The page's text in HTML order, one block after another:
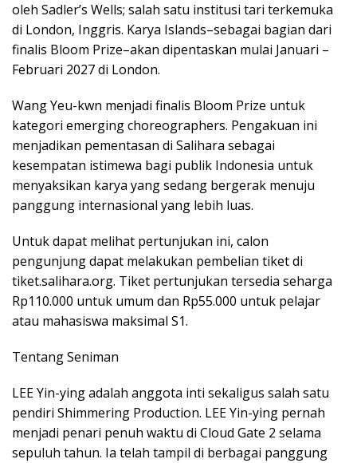
oleh Sadler’s Wells; salah satu institusi tari terkemuka
di London, Inggris. Karya Islands–sebagai bagian dari
finalis Bloom Prize–akan dipentaskan mulai Januari –
Februari 2027 di London.
Wang Yeu-kwn menjadi finalis Bloom Prize untuk
kategori emerging choreographers. Pengakuan ini
menjadikan pementasan di Salihara sebagai
kesempatan istimewa bagi publik Indonesia untuk
menyaksikan karya yang sedang bergerak menuju
panggung internasional yang lebih luas.
Untuk dapat melihat pertunjukan ini, calon
pengunjung dapat melakukan pembelian tiket di
tiket.salihara.org. Tiket pertunjukan tersedia seharga
Rp110.000 untuk umum dan Rp55.000 untuk pelajar
atau mahasiswa maksimal S1.
Tentang Seniman
LEE Yin-ying adalah anggota inti sekaligus salah satu
pendiri Shimmering Production. LEE Yin-ying pernah
menjadi penari penuh waktu di Cloud Gate 2 selama
sepuluh tahun. Ia telah tampil di berbagai panggung